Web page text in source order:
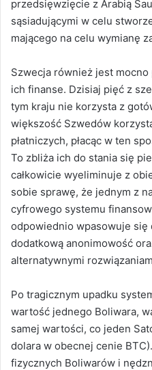
przedsięwzięcie z Arabią
sąsiadującymi w celu
mającego na celu wymianę
Szwecja również jest
ich finanse. Dzisiaj pięć z
tym kraju nie korzysta z
większość Szwedów
płatniczych, płacąc w ten
To zbliża ich do stania się
całkowicie wyeliminuje z
sobie sprawę, że jednym z
cyfrowego systemu
odpowiednio wpasowuje
dodatkową anonimowość
alternatywnymi
Po tragicznym upadku
wartość jednego Boliwara,
samej wartości, co jeden
dolara w obecnej cenie BTC).
fizycznych Boliwarów i